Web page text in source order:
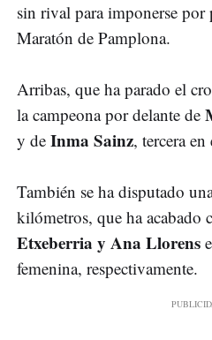
sin rival para imponerse
Maratón de Pamplona.
Arribas, que ha parado el
la campeona por delante de
y de Inma Sainz, tercera
También se ha disputado
kilómetros, que ha acabado
Etxeberria y Ana Llorens
femenina, respectivamente.